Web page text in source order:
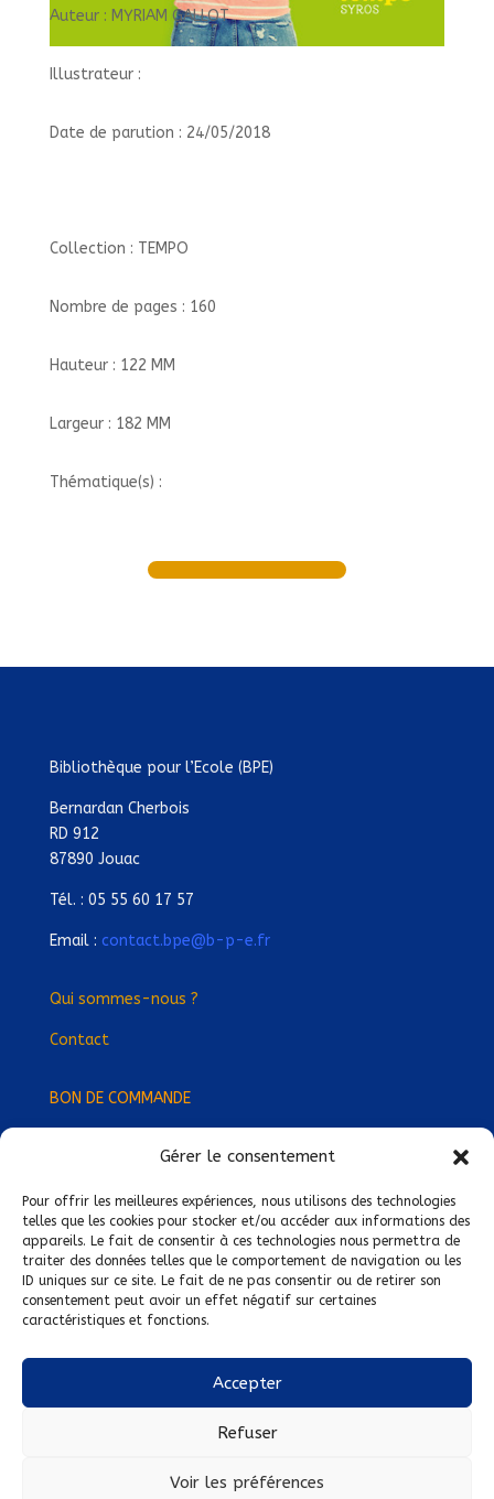
Gérer le consentement
Pour offrir les meilleures expériences, nous utilisons des technologies
telles que les cookies pour stocker et/ou accéder aux informations des
appareils. Le fait de consentir à ces technologies nous permettra de
traiter des données telles que le comportement de navigation ou les
ID uniques sur ce site. Le fait de ne pas consentir ou de retirer son
consentement peut avoir un effet négatif sur certaines
caractéristiques et fonctions.
Accepter
Refuser
Voir les préférences
Auteur : MYRIAM GALLOT
Illustrateur :
Date de parution : 24/05/2018
Collection : TEMPO
Nombre de pages : 160
Hauteur : 122 MM
Largeur : 182 MM
Thématique(s) :
Bibliothèque pour l’Ecole (BPE)
Bernardan Cherbois
RD 912
87890 Jouac
Tél. : 05 55 60 17 57
Email : contact.bpe@b-p-e.fr
Qui sommes-nous ?
Contact
BON DE COMMANDE
Devenez Délégué·e Régional·e !
Trouvez-nous près de chez vous !
Mentions légales
Conditions générales de vente
Politique de confidentialité